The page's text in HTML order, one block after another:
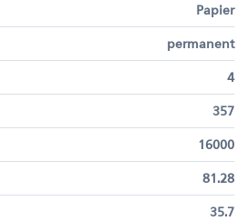
Papier
permanent
4
357
16000
81.28
35.7